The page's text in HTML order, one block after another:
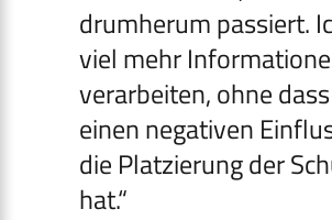
drumherum passiert.
viel mehr
verarbeiten, ohne
einen negativen
die Platzierung der
hat.“